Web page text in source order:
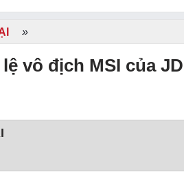
»
vô địch MSI của